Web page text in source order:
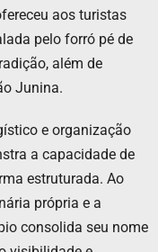
aos turistas
pelo forró pé de
além de
Junina.
e organização
a capacidade de
estruturada. Ao
própria e a
consolida seu nome